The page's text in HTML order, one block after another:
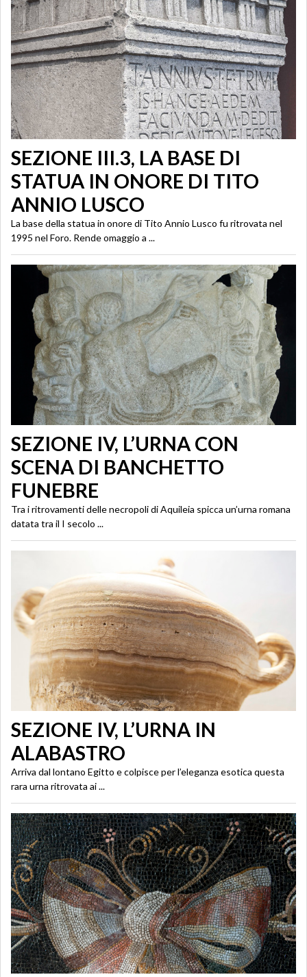
SEZIONE III.3, LA BASE DI
STATUA IN ONORE DI TITO
ANNIO LUSCO
La base della statua in onore di Tito Annio Lusco fu ritrovata nel
1995 nel Foro. Rende omaggio a ...
SEZIONE IV, L’URNA CON
SCENA DI BANCHETTO
FUNEBRE
Tra i ritrovamenti delle necropoli di Aquileia spicca un’urna romana
datata tra il I secolo ...
SEZIONE IV, L’URNA IN
ALABASTRO
Arriva dal lontano Egitto e colpisce per l’eleganza esotica questa
rara urna ritrovata ai ...